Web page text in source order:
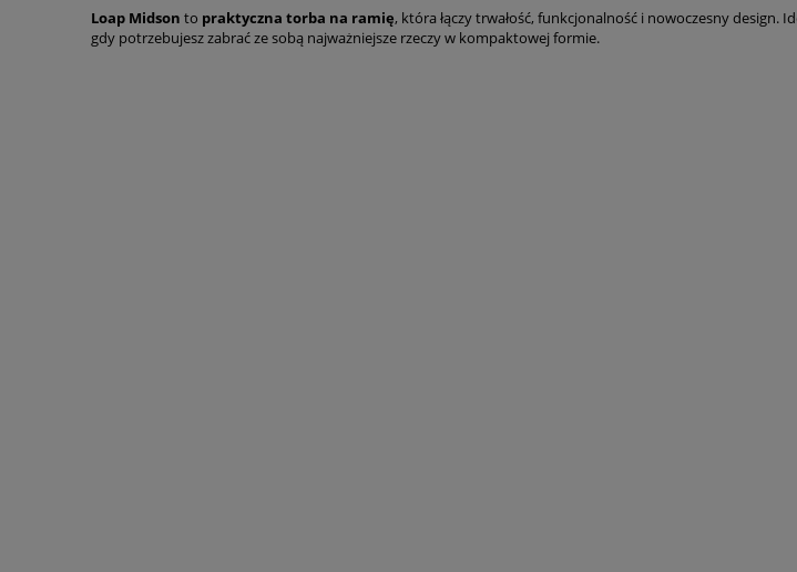
Loap Midson to praktyczna torba na ramię, która łączy trwałość, funkcjonalność i nowoczesny design.
gdy potrzebujesz zabrać ze sobą najważniejsze rzeczy w kompaktowej formie.